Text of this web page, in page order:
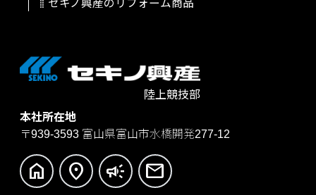
陸上競技部
本社所在地
〒939-3593 富山県富山市水橋開発277-12
home location_on campaign mail
セキノ興産のリフォーム商品